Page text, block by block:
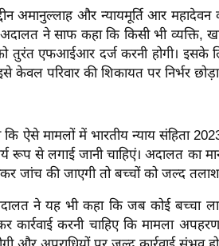
अमानुल्लाह और न्यायमूर्ति आर
अदालत ने साफ कहा कि किसी भी व्यक्ति,
तुरंत एफआईआर दर्ज करनी होगी। इसके
केवल परिवार की शिकायत पर निर्भर छोड़ा
कि ऐसे मामलों में भारतीय न्याय संहिता
रूप से लगाई जानी चाहिएं। अदालत
जांच की जाएगी तो बच्चों को जल्द
ने यह भी कहा कि जब कोई बच्चा
कार्रवाई करनी चाहिए कि मामला